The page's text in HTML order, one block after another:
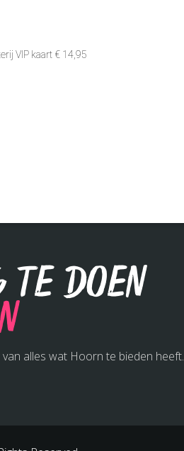
VIP kaart € 14,95
te doen
alles wat Hoorn te bieden heeft.